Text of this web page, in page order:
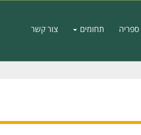
ספריה תחומים צור קשר